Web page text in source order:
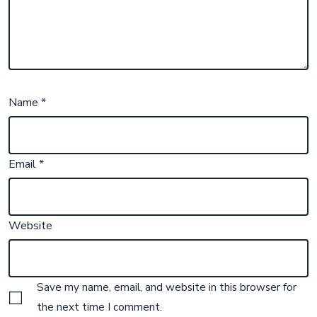
Name*
Email*
Website
Save my name, email, and website in this browser for
the next time I comment.